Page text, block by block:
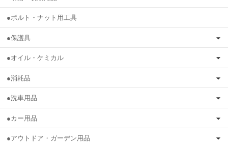
●ボルト・ナット用工具
●保護具
●オイル・ケミカル
●消耗品
●洗車用品
●カー用品
●アウトドア・ガーデン用品